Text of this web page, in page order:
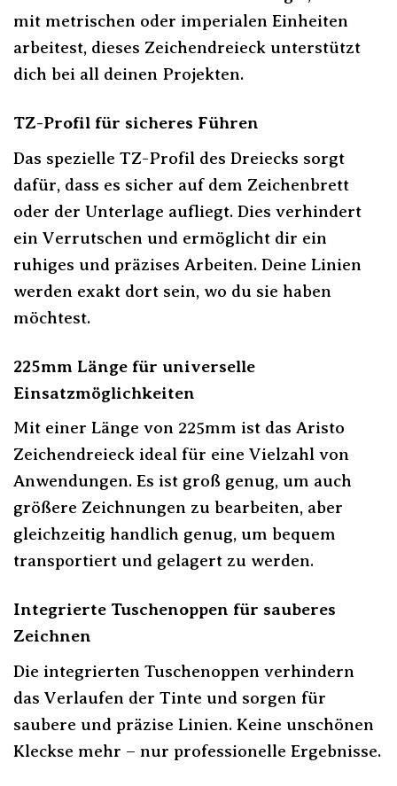
mit metrischen oder imperialen Einheiten
arbeitest, dieses Zeichendreieck unterstützt
dich bei all deinen Projekten.
TZ-Profil für sicheres Führen
Das spezielle TZ-Profil des Dreiecks sorgt
dafür, dass es sicher auf dem Zeichenbrett
oder der Unterlage aufliegt. Dies verhindert
ein Verrutschen und ermöglicht dir ein
ruhiges und präzises Arbeiten. Deine Linien
werden exakt dort sein, wo du sie haben
möchtest.
225mm Länge für universelle
Einsatzmöglichkeiten
Mit einer Länge von 225mm ist das Aristo
Zeichendreieck ideal für eine Vielzahl von
Anwendungen. Es ist groß genug, um auch
größere Zeichnungen zu bearbeiten, aber
gleichzeitig handlich genug, um bequem
transportiert und gelagert zu werden.
Integrierte Tuschenoppen für sauberes
Zeichnen
Die integrierten Tuschenoppen verhindern
das Verlaufen der Tinte und sorgen für
saubere und präzise Linien. Keine unschönen
Kleckse mehr – nur professionelle Ergebnisse.